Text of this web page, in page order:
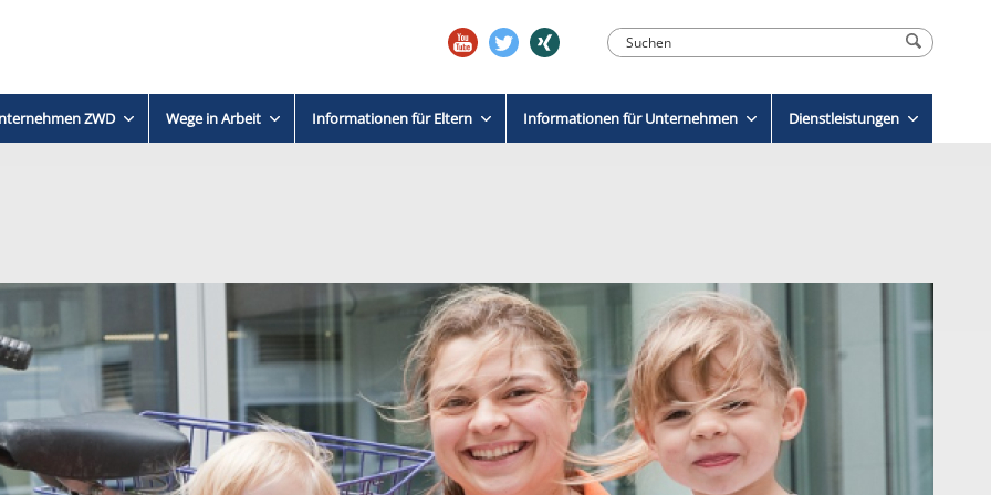
ZWD Wege in Arbeit Informationen für Eltern Informationen für Unternehmen Dienstleistungen